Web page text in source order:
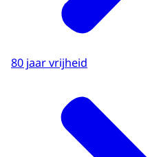
80 jaar vrijheid